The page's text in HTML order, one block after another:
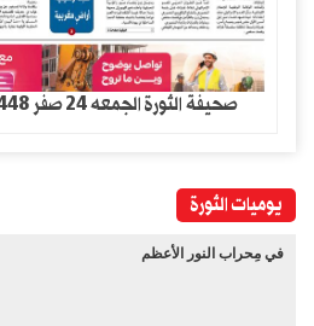
صحيفة الثورة الجمعه 24 صفر 1448- 7 اغسطس 2026
يوميات الثورة
في مِحراب النور الأعظم